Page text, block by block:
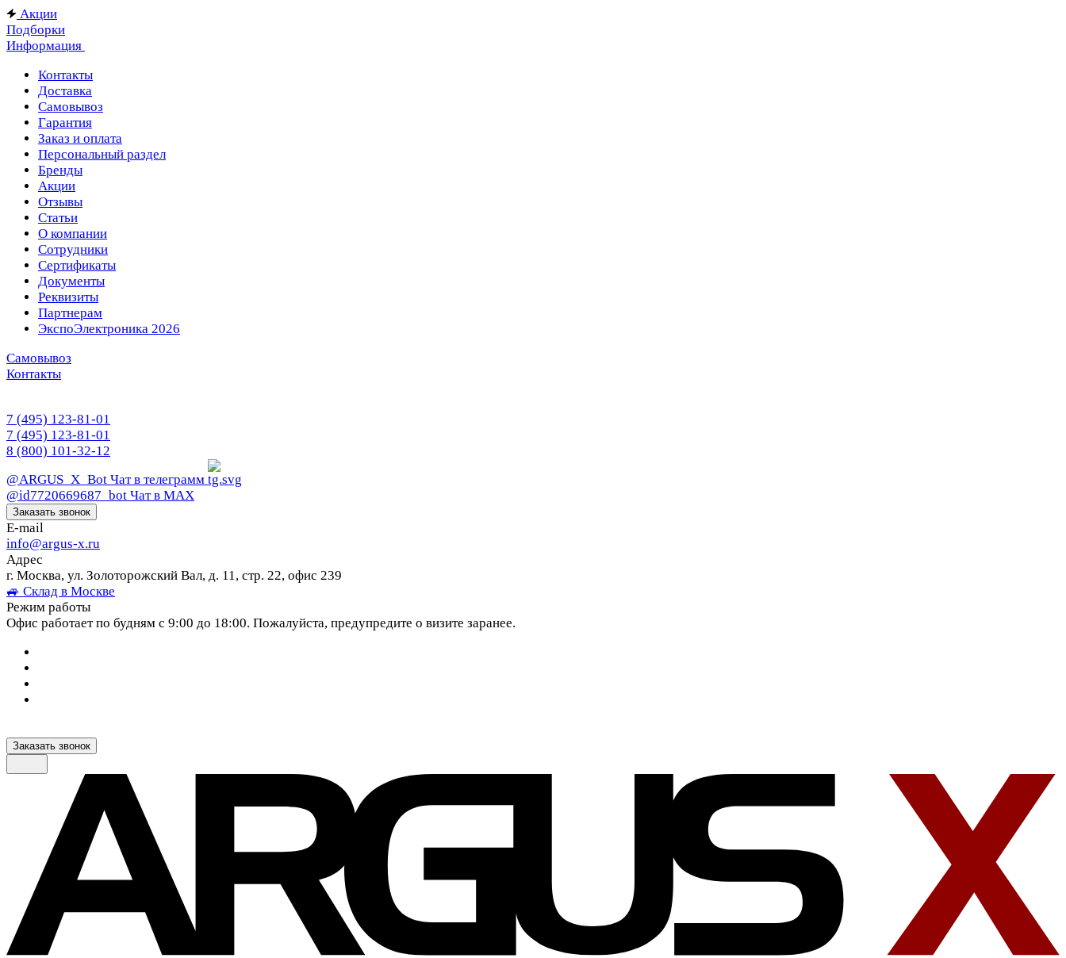
Акции
Подборки
Информация
Контакты
Доставка
Самовывоз
Гарантия
Заказ и оплата
Персональный раздел
Бренды
Акции
Отзывы
Статьи
О компании
Сотрудники
Сертификаты
Документы
Реквизиты
Партнерам
ЭкспоЭлектроника 2026
Самовывоз
Контакты
7 (495) 123-81-01
7 (495) 123-81-01
8 (800) 101-32-12
@ARGUS_X_Bot Чат в телеграмм
@id7720669687_bot Чат в МАХ
Заказать звонок
E-mail
info@argus-x.ru
Адрес
г. Москва, ул. Золоторожский Вал, д. 11, стр. 22, офис 239
🚙 Склад в Москве
Режим работы
Офис работает по будням с 9:00 до 18:00. Пожалуйста, предупредите о визите заранее.
Заказать звонок